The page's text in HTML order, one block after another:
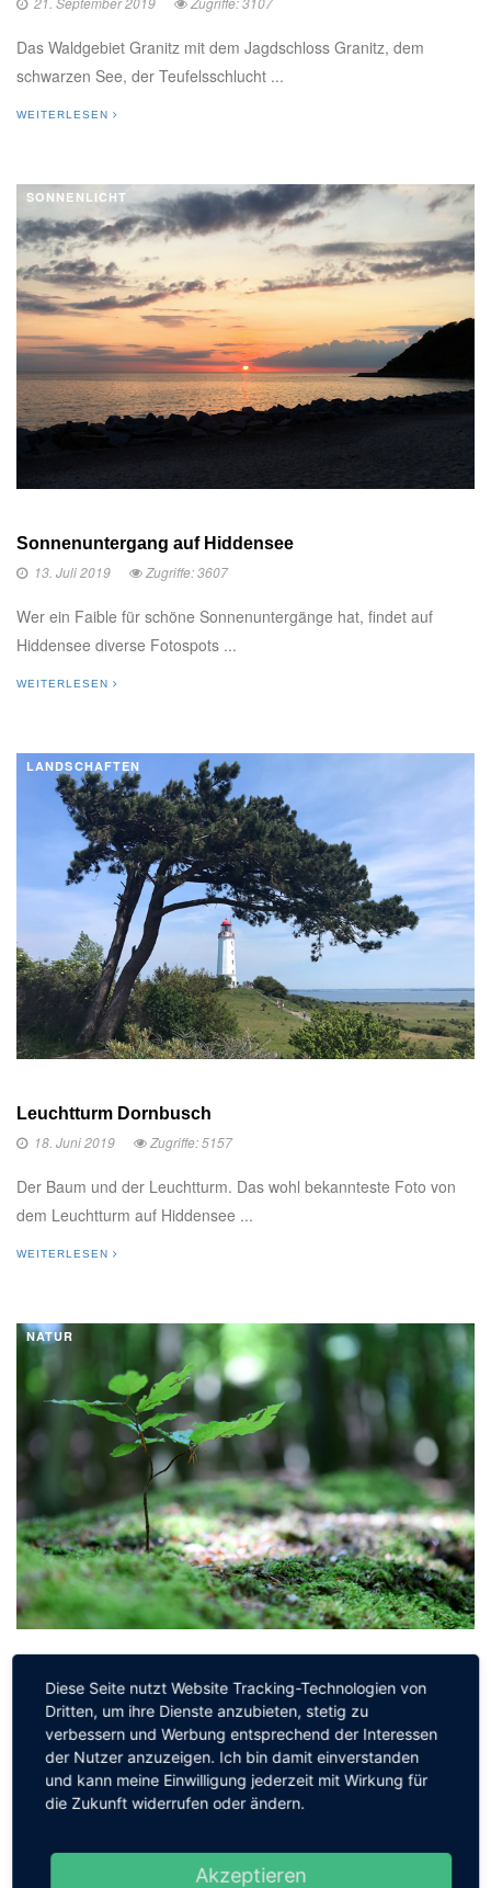
Das Waldgebiet Granitz mit dem Jagdschloss Granitz, dem
schwarzen See, der Teufelsschlucht ...
WEITERLESEN
SONNENLICHT
Sonnenuntergang auf Hiddensee
13. Juli 2019
Zugriffe: 3607
Wer ein Faible für schöne Sonnenuntergänge hat, findet auf
Hiddensee diverse Fotospots ...
WEITERLESEN
LANDSCHAFTEN
Leuchtturm Dornbusch
18. Juni 2019
Zugriffe: 5157
Der Baum und der Leuchtturm. Das wohl bekannteste Foto von
dem Leuchtturm auf Hiddensee ...
WEITERLESEN
NATUR
Wunder der Natur
17. Juni 2019
Zugriffe: 4335
Was du hier siehst? Ein zarter Baumtrieb auf einem
moosbedeckten, umgestürzten Baum ...
Diese Seite nutzt Website Tracking-Technologien von
Dritten, um ihre Dienste anzubieten, stetig zu
verbessern und Werbung entsprechend der Interessen
der Nutzer anzuzeigen. Ich bin damit einverstanden
und kann meine Einwilligung jederzeit mit Wirkung für
die Zukunft widerrufen oder ändern.
Akzeptieren